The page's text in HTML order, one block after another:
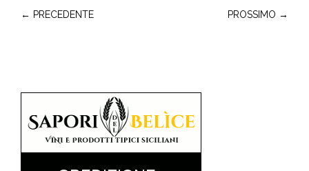
← PRECEDENTE PROSSIMO →